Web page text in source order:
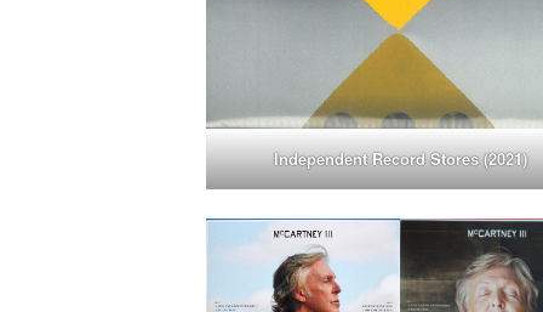
Independent Record Stores (2021)